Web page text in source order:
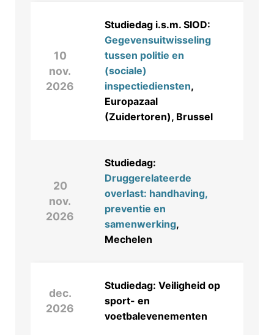
10
nov.
2026
Studiedag i.s.m. SIOD:
Gegevensuitwisseling
tussen politie en
(sociale)
inspectiediensten,
Europazaal
(Zuidertoren), Brussel
20
nov.
2026
Studiedag:
Druggerelateerde
overlast: handhaving,
preventie en
samenwerking,
Mechelen
dec.
2026
Studiedag: Veiligheid op
sport- en
voetbalevenementen